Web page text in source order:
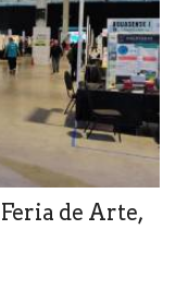
de Arte,